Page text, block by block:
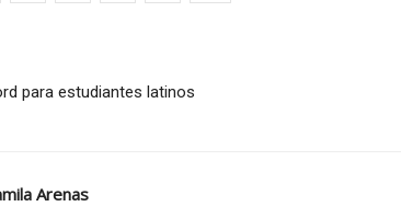
para estudiantes latinos
Arenas